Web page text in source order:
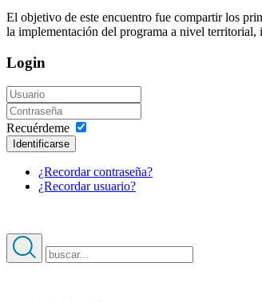
El objetivo de este encuentro fue compartir los
la implementación del programa a nivel territorial,
Login
Recuérdeme
Identificarse
¿Recordar contraseña?
¿Recordar usuario?